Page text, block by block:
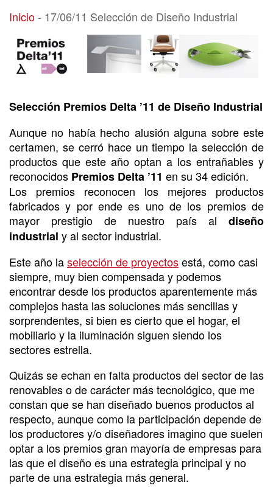
17/06/11 Selección de Diseño Industrial
Inicio- 17/06/11 Selección de Diseño Industrial
Selección Premios Delta ’11 de Diseño Industrial
Aunque no había hecho alusión alguna sobre este
certamen, se cerró hace un tiempo la selección de
productos que este año optan a los entrañables y
reconocidos Premios Delta ’11 en su 34 edición.
Los premios reconocen los mejores productos
fabricados y por ende es uno de los premios de
mayor prestigio de nuestro país al diseño
industrial y al sector industrial.
Este año laselección de proyectosestá, como casi
siempre, muy bien compensada y podemos
encontrar desde los productos aparentemente más
complejos hasta las soluciones más sencillas y
sorprendentes, si bien es cierto que el hogar, el
mobiliario y la iluminación siguen siendo los
sectores estrella.
Quizás se echan en falta productos del sector de las
renovables o de carácter más tecnológico, que me
constan que se han diseñado buenos productos al
respecto, aunque como la participación depende de
los productores y/o diseñadores imagino que suelen
optar a los premios gran mayoría de empresas para
las que el diseño es una estrategia principal y no
parte de una estrategia más general.